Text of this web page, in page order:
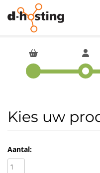
Kies uw
Aantal: